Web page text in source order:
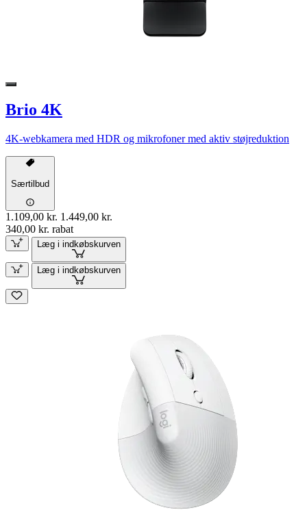
Brio 4K
4K-webkamera med HDR og mikrofoner med aktiv støjreduktion
Særtilbud
1.109,00 kr. 1.449,00 kr.
340,00 kr. rabat
Læg i indkøbskurven
Læg i indkøbskurven